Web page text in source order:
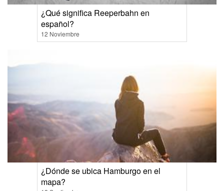
¿Qué significa Reeperbahn en
español?
12 Noviembre
¿Dónde se ubica Hamburgo en el
mapa?